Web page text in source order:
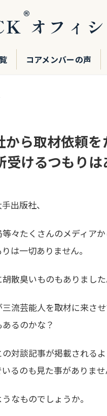
®オフィ
コアメンバーの声
から取材依頼
受けるつもり
出版社、
々たくさんのメディアか
は一切ありません。
散臭いものもありました
流芸能人を取材に来さ
るのかな？
対談記事が掲載される
るのも見た事がありませ
なものでしょうか。